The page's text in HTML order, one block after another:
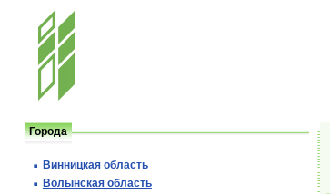
Города
Винницкая область
Волынская область